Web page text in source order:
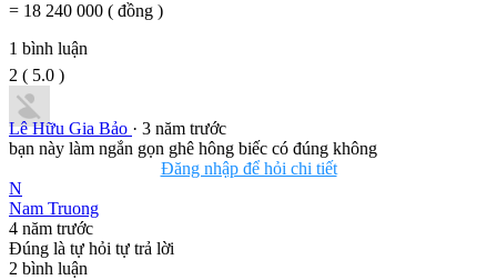
= 18 240 000 ( đồng )
1 bình luận
2 ( 5.0 )
Lê Hữu Gia Bảo · 3 năm trước
bạn này làm ngắn gọn ghê hông biếc có đúng không
Đăng nhập để hỏi chi tiết
N
Nam Truong
4 năm trước
Đúng là tự hỏi tự trả lời
2 bình luận